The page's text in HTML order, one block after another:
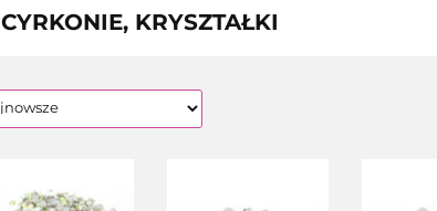
CYRKONIE, KRYSZTAŁKI